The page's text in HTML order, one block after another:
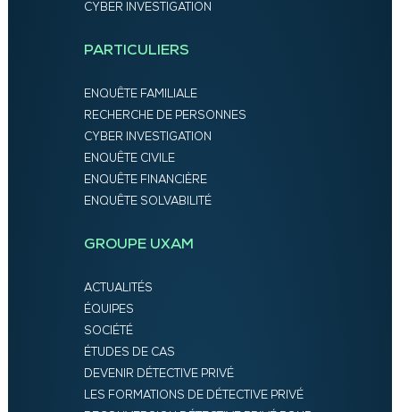
CYBER INVESTIGATION
PARTICULIERS
ENQUÊTE FAMILIALE
RECHERCHE DE PERSONNES
CYBER INVESTIGATION
ENQUÊTE CIVILE
ENQUÊTE FINANCIÈRE
ENQUÊTE SOLVABILITÉ
GROUPE UXAM
ACTUALITÉS
ÉQUIPES
SOCIÉTÉ
ÉTUDES DE CAS
DEVENIR DÉTECTIVE PRIVÉ
LES FORMATIONS DE DÉTECTIVE PRIVÉ